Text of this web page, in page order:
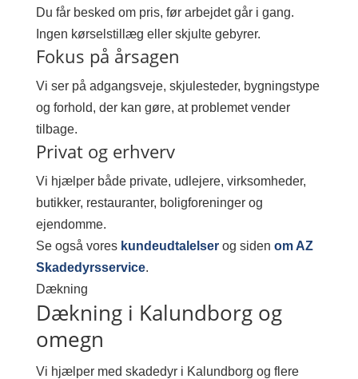
Du får besked om pris, før arbejdet går i gang.
Ingen kørselstillæg eller skjulte gebyrer.
Fokus på årsagen
Vi ser på adgangsveje, skjulesteder, bygningstype
og forhold, der kan gøre, at problemet vender
tilbage.
Privat og erhverv
Vi hjælper både private, udlejere, virksomheder,
butikker, restauranter, boligforeninger og
ejendomme.
Se også vores kundeudtalelserog siden om AZ
Skadedyrsservice.
Dækning
Dækning i Kalundborg og
omegn
Vi hjælper med skadedyr i Kalundborg og flere